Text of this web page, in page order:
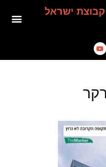
קבוצת ישראל